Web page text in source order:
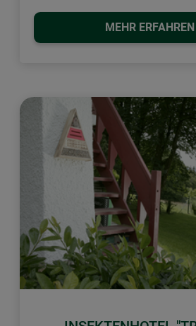
MEHR ERFAHREN